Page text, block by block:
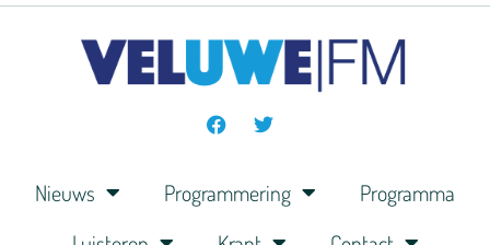
Nieuws Programmering
Programma